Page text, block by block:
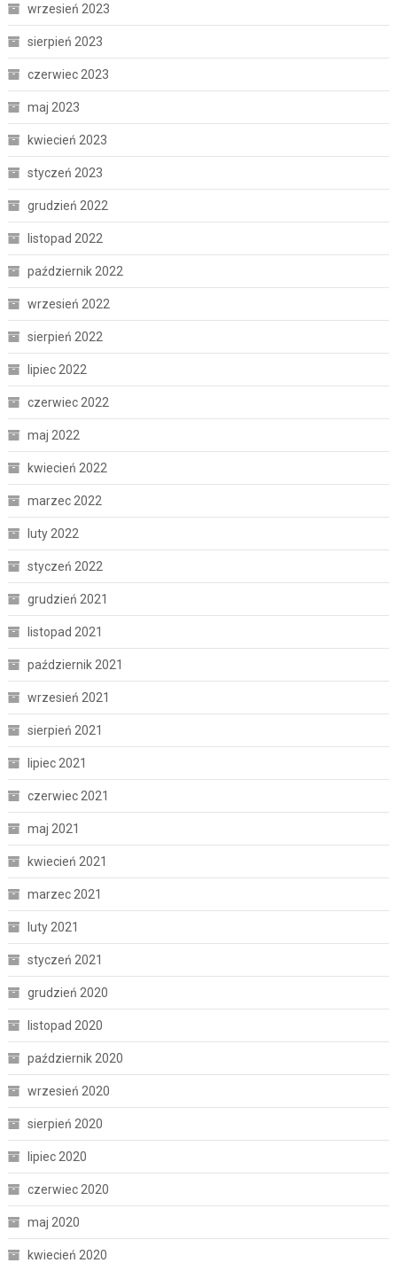
wrzesień 2023
sierpień 2023
czerwiec 2023
maj 2023
kwiecień 2023
styczeń 2023
grudzień 2022
listopad 2022
październik 2022
wrzesień 2022
sierpień 2022
lipiec 2022
czerwiec 2022
maj 2022
kwiecień 2022
marzec 2022
luty 2022
styczeń 2022
grudzień 2021
listopad 2021
październik 2021
wrzesień 2021
sierpień 2021
lipiec 2021
czerwiec 2021
maj 2021
kwiecień 2021
marzec 2021
luty 2021
styczeń 2021
grudzień 2020
listopad 2020
październik 2020
wrzesień 2020
sierpień 2020
lipiec 2020
czerwiec 2020
maj 2020
kwiecień 2020